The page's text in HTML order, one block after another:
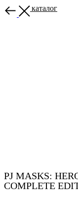
Назад в каталог
PJ MASKS:
COMPLETE